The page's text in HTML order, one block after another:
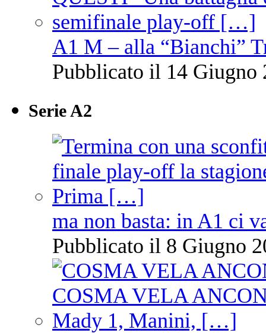
A1 M – alla “Bianchi”
Pubblicato il 14 Giugno
Serie A2
ma non basta: in A1 ci
Pubblicato il 8 Giugno